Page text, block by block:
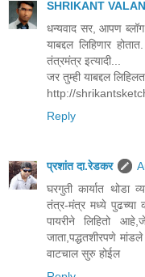
SHRIKANT
धन्यवाद सर, आपण
याबद्दल लिहिणार
तंत्रमंत्र इत्यादी...
जर तुम्ही याबद्दल
http://
Reply
प्रशांत दा.रेडकर
घरगुती कार्यात थोडा
तंत्र-मंत्र मध्ये पुढच्या
पायरीने लिहितो
जाता,पद्धतशीरपणे
वाटचाल सुरु होईल